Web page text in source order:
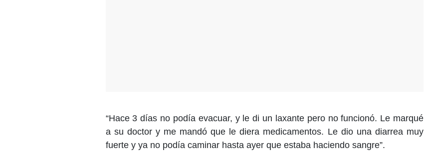
“Hace 3 días no podía evacuar, y le di un laxante pero no funcionó. Le marqué
a su doctor y me mandó que le diera medicamentos. Le dio una diarrea muy
fuerte y ya no podía caminar hasta ayer que estaba haciendo sangre”.